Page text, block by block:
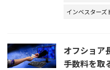
インベスターズ
オフショア
手数料を取